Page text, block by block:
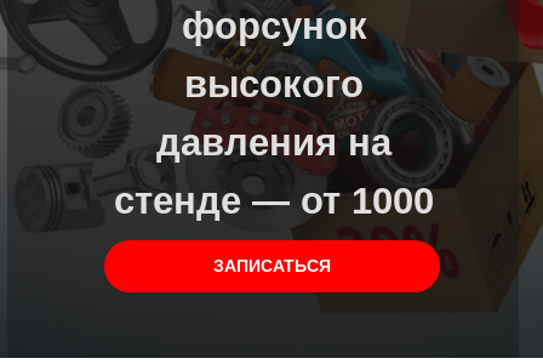
форсунок
высокого
давления на
стенде — от 1000
рублейза шт.
ЗАПИСАТЬСЯ